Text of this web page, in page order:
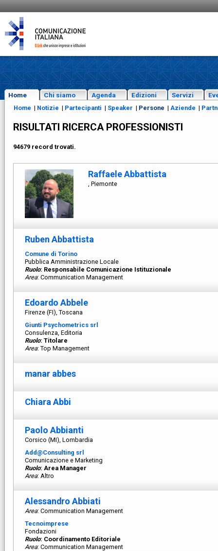
Home Chi siamo Agenda Edizioni Servizi
Home | Notizie | Partecipanti | Speaker | Persone | Aziende |
RISULTATI RICERCA PROFESSIONISTI
94679 record trovati.
Raffaele Abbattista
, Piemonte
Ruben Abbattista
Comune di Torino
Pubblica Amministrazione Locale
Ruolo: Responsabile Comunicazione Istituzionale
Area: Communication Management
Edoardo Abbele
Firenze (FI), Toscana
Giunti Psychometrics srl
Consulenza, Editoria
Ruolo: Titolare
Area: Top Management
manar abbes
Chiara Abbi
Paolo Abbianti
Corsico (MI), Lombardia
Add@Consulting srl
Comunicazione e Marketing
Ruolo: Area Manager
Area: Altro
Alessandro Abbiati
Area: Communication Management
Tecnoimprese
Fondazioni
Ruolo: Coordinamento Editoriale
Area: Communication Management